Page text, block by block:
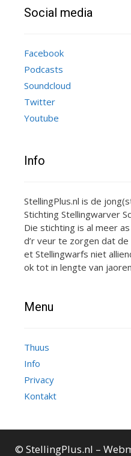
Social media
Facebook
Podcasts
Soundcloud
Twitter
Youtube
Info
StellingPlus.nl is de
Stichting Stellingwarver
Die stichting is al meer
d’r veur te zorgen dat
et Stellingwarfs niet
ok tot in lengte van
Menu
Thuus
Info
Privacy
Kontakt
© StellingPlus.nl –